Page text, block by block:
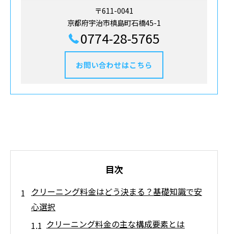
〒611-0041
京都府宇治市槙島町石橋45-1
0774-28-5765
お問い合わせはこちら
目次
クリーニング料金はどう決まる？基礎知識で安
心選択
クリーニング料金の主な構成要素とは